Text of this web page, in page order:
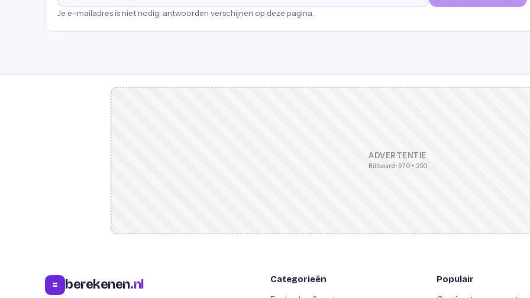
Je e-mailadres is niet nodig; antwoorden verschijnen op deze pagina.
ADVERTENTIE
Billboard · 970 × 250
= berekenen.nl
Categorieën
Populair